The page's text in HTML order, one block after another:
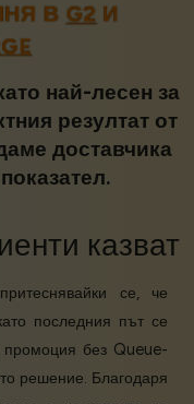
В G2И
най-лесен за
резултат от
доставчика
казват
се, че
последния път се
без Queue-
решение. Благодаря